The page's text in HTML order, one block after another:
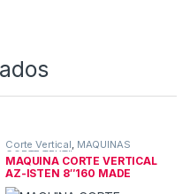
Corte Vertical, MAQUINAS
CORTE TEXTIL
MAQUINA CORTE VERTICAL
AZ-ISTEN 8″160 MADE
HUNGARY